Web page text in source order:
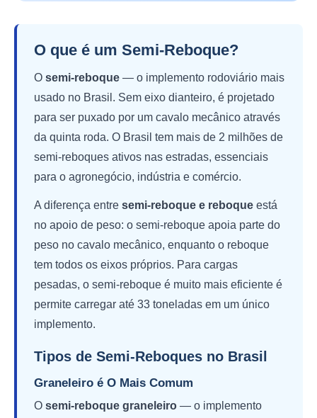
O que é um Semi-Reboque?
O semi-reboque — o implemento rodoviário mais
usado no Brasil. Sem eixo dianteiro, é projetado
para ser puxado por um cavalo mecânico através
da quinta roda. O Brasil tem mais de 2 milhões de
semi-reboques ativos nas estradas, essenciais
para o agronegócio, indústria e comércio.
A diferença entre semi-reboque e reboque está
no apoio de peso: o semi-reboque apoia parte do
peso no cavalo mecânico, enquanto o reboque
tem todos os eixos próprios. Para cargas
pesadas, o semi-reboque é muito mais eficiente é
permite carregar até 33 toneladas em um único
implemento.
Tipos de Semi-Reboques no Brasil
Graneleiro é O Mais Comum
O semi-reboque graneleiro — o implemento